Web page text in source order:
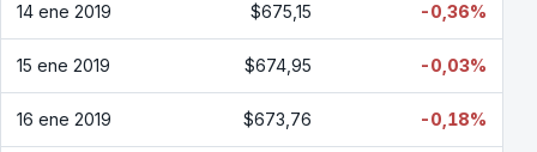
14 ene 2019 $675,15 -0,36%
15 ene 2019 $674,95 -0,03%
16 ene 2019 $673,76 -0,18%